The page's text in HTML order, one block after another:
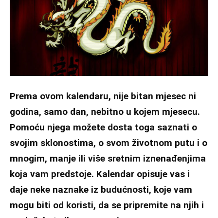
Prema ovom kalendaru, nije bitan mjesec ni
godina, samo dan, nebitno u kojem mjesecu.
Pomoću njega možete dosta toga saznati o
svojim sklonostima, o svom životnom putu i o
mnogim, manje ili više sretnim iznenađenjima
koja vam predstoje. Kalendar opisuje vas i
daje neke naznake iz budućnosti, koje vam
mogu biti od koristi, da se pripremite na njih i